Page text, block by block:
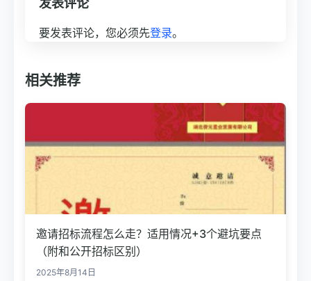
发表评论
要发表评论，您必须先登录。
相关推荐
邀请招标流程怎么走？适用情况+3个避坑要点
（附和公开招标区别）
2025年8月14日